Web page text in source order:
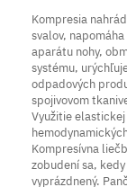
Kompresia
svalov,
aparátu nohy,
systému,
odpadových
spojivovom
Využitie
Kompresívna
zobudení sa,
vyprázdnený.